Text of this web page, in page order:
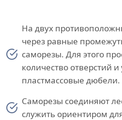
На двух
через равные
саморезы. Для этого
количество отверстий
пластмассовые дюбели.
Саморезы соединяют
служить ориентиром